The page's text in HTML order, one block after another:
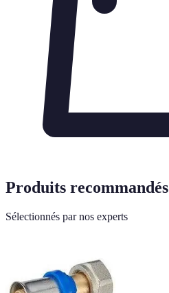
Produits recommandés
Sélectionnés par nos experts